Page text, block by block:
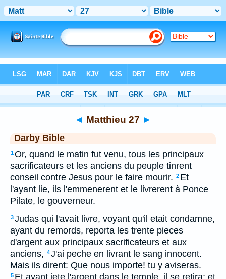
> Matthieu 27
◄ Matthieu 27 ►
Darby Bible
1Or, quand le matin fut venu, tous les principaux
sacrificateurs et les anciens du peuple tinrent
conseil contre Jesus pour le faire mourir. 2 Et
l'ayant lie, ils l'emmenerent et le livrerent à Ponce
Pilate, le gouverneur.
3Judas qui l'avait livre, voyant qu'il etait condamne,
ayant du remords, reporta les trente pieces
d'argent aux principaux sacrificateurs et aux
anciens, 4J'ai peche en livrant le sang innocent.
Mais ils dirent: Que nous importe! tu y aviseras.
5 Et ayant jete l'argent dans le temple, il se retira; et